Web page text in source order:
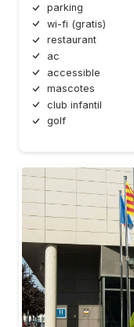
parking
wi-fi (gratis)
restaurant
ac
accessible
mascotes
club infantil
golf